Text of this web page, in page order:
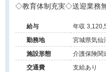
◇教育体制充実◇送迎業務
給与
勤務地
宮城県気仙
施設形態
介護保険関
交通費
支給あり